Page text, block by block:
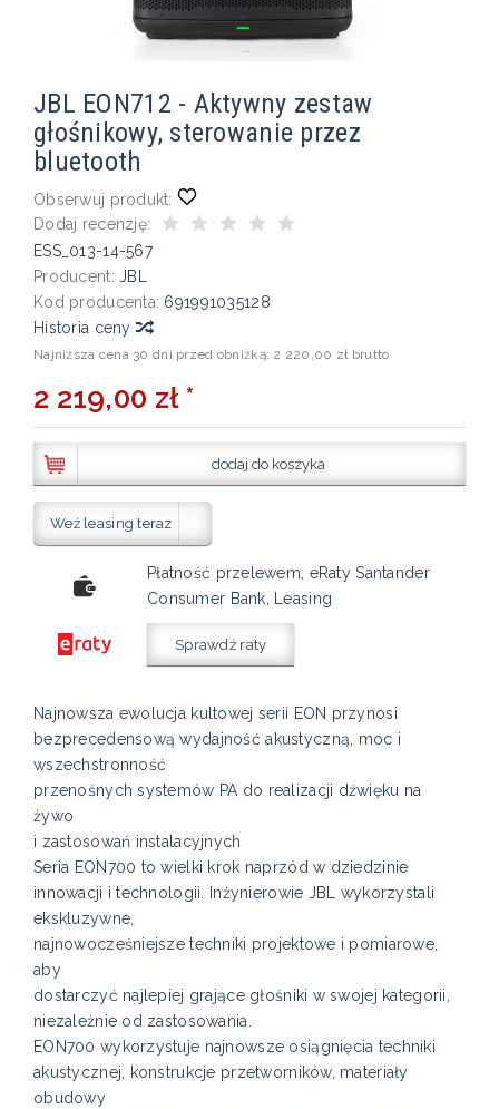
JBL EON712 - Aktywny zestaw
głośnikowy, sterowanie przez
bluetooth
Obserwuj produkt:
Dodaj recenzję:
ESS_013-14-567
Producent: JBL
Kod producenta: 691991035128
Historia ceny
Najniższa cena 30 dni przed obniżką: 2 220,00 zł brutto
2 219,00 zł *
dodaj do koszyka
Weź leasing teraz
Płatność przelewem, eRaty Santander
Consumer Bank, Leasing
Sprawdź raty
Najnowsza ewolucja kultowej serii EON przynosi
bezprecedensową wydajność akustyczną, moc i
wszechstronność
przenośnych systemów PA do realizacji dźwięku na
żywo
i zastosowań instalacyjnych
Seria EON700 to wielki krok naprzód w dziedzinie
innowacji i technologii. Inżynierowie JBL wykorzystali
ekskluzywne,
najnowocześniejsze techniki projektowe i pomiarowe,
aby
dostarczyć najlepiej grające głośniki w swojej kategorii,
niezależnie od zastosowania.
EON700 wykorzystuje najnowsze osiągnięcia techniki
akustycznej, konstrukcje przetworników, materiały
obudowy